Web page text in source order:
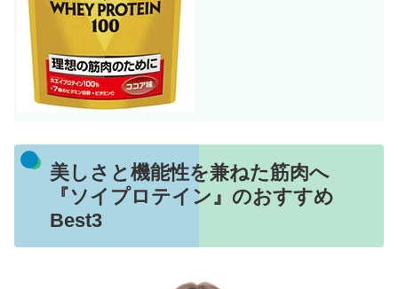
美しさと機能性を兼ねた筋肉へ
『ソイプロテイン』のおすすめ
Best3